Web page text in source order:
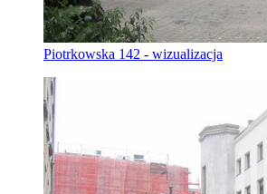
Piotrkowska 142 - wizualizacja